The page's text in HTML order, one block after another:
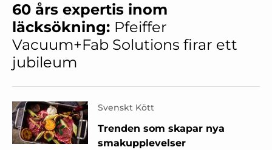
60 års expertis inom
läcksökning: Pfeiffer
Vacuum+Fab Solutions firar ett
jubileum
Svenskt Kött
Trenden som skapar nya
smakupplevelser